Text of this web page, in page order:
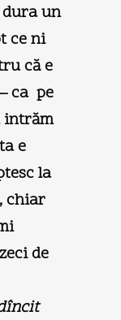
un
ce ni
că e
ca pe
intrăm
e
la
chiar
de